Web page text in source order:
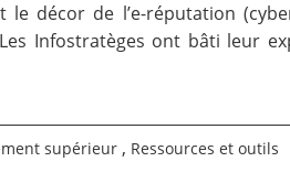
décor de l’e-réputation
Infostratèges ont bâti leur
supérieur , Ressources et outils